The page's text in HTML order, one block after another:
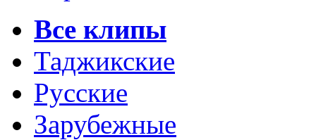
Все клипы
Таджикские
Русские
Зарубежные